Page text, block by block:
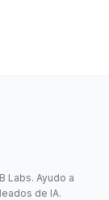
Labs. Ayudo a
de IA.